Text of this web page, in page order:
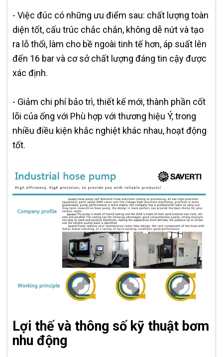
- Việc đúc có những ưu điểm sau: chất lượng toàn
diện tốt, cấu trúc chắc chắn, không dễ nứt và tạo
ra lỗ thổi, làm cho bề ngoài tinh tế hơn, áp suất lên
đến 16 bar và cơ sở chất lượng đáng tin cậy được
xác định.
- Giảm chi phí bảo trì, thiết kế mới, thành phần cốt
lõi của ống với Phù hợp với thương hiệu Ý, trong
nhiều điều kiện khắc nghiệt khác nhau, hoạt động
tốt.
Lợi thế và thông số kỹ thuật bơm
nhu động